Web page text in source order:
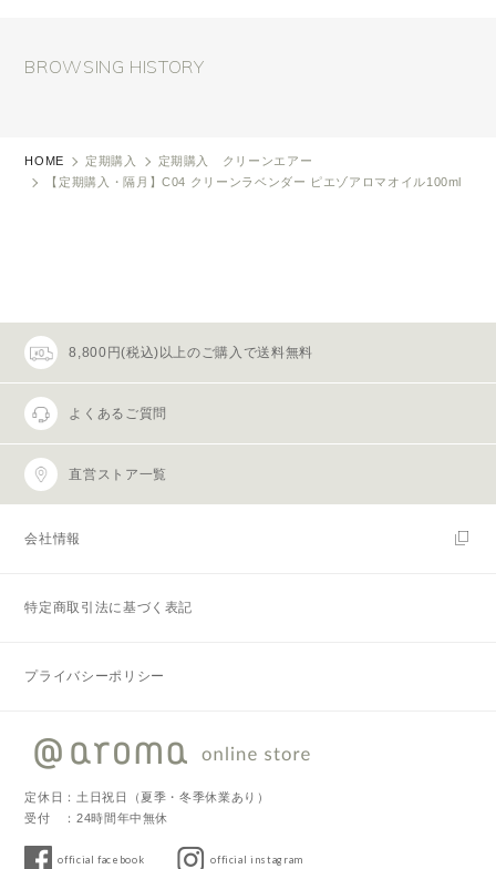
BROWSING HISTORY
HOME 定期購入
定期購入 クリーンエアー
【定期購入・隔月】C04 クリーンラベンダー ピエゾアロマオイル100ml
8,800円(税込)以上のご購入で送料無料
よくあるご質問
直営ストア一覧
会社情報
特定商取引法に基づく表記
プライバシーポリシー
定休日：土日祝日（夏季・冬季休業あり）
受付 ：24時間年中無休
official facebook official instagram